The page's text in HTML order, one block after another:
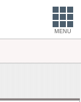
MENU